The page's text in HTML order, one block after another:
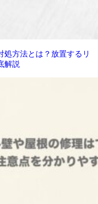
処方法とは？放置するリ
解説